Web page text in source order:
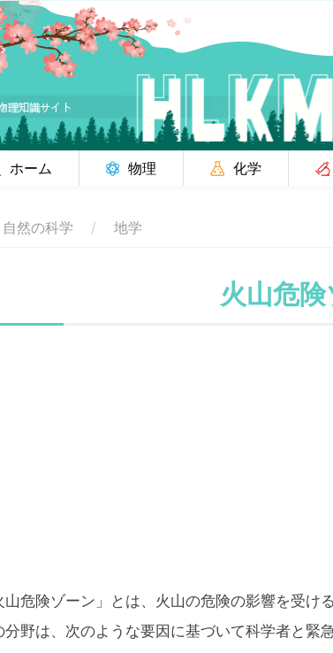
ホーム 物理 化学
自然の科学 地学
火山危
山危険ゾーン」とは、火山の危険の影響を受け
分野は、次のような要因に基づいて科学者と緊